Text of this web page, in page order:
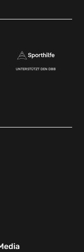
UNTERSTÜTZT DEN DBB